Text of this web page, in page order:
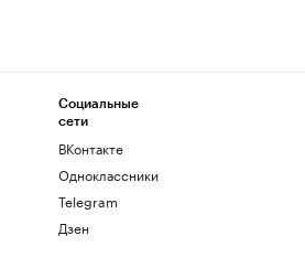
Социальные
сети
ВКонтакте
Одноклассники
Telegram
Дзен